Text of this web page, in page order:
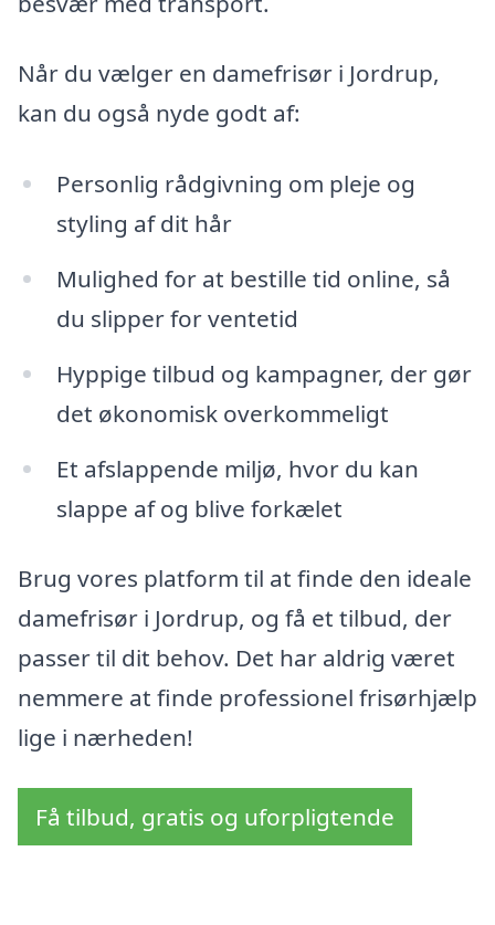
Når du vælger en damefrisør i Jordrup,
kan du også nyde godt af:
Personlig rådgivning om pleje og
styling af dit hår
Mulighed for at bestille tid online, så
du slipper for ventetid
Hyppige tilbud og kampagner, der gør
det økonomisk overkommeligt
Et afslappende miljø, hvor du kan
slappe af og blive forkælet
Brug vores platform til at finde den ideale
damefrisør i Jordrup, og få et tilbud, der
passer til dit behov. Det har aldrig været
nemmere at finde professionel frisørhjælp
lige i nærheden!
Få tilbud, gratis og uforpligtende